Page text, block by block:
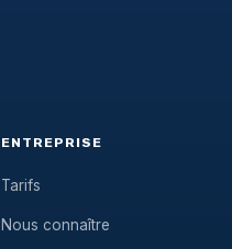
ENTREPRISE
Tarifs
Nous connaître